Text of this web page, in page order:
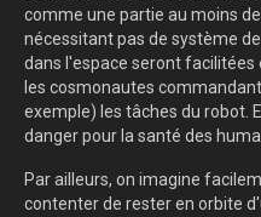
comme une partie au moins
nécessitant pas de système
dans l'espace seront
les cosmonautes
exemple) les tâches du robot.
danger pour la santé des
Par ailleurs, on imagine
contenter de rester en orbite